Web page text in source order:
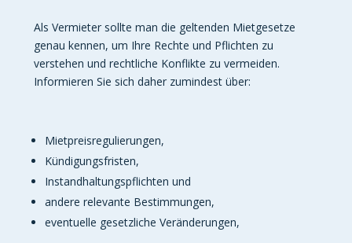
Als Vermieter sollte man die geltenden Mietgesetze
genau kennen, um Ihre Rechte und Pflichten zu
verstehen und rechtliche Konflikte zu vermeiden.
Informieren Sie sich daher zumindest über:
Mietpreisregulierungen,
Kündigungsfristen,
Instandhaltungspflichten und
andere relevante Bestimmungen,
eventuelle gesetzliche Veränderungen,